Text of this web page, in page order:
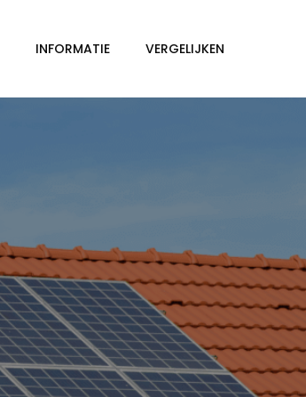
INFORMATIE VERGELIJKEN